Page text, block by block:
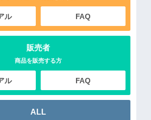
ル FAQ
販売者
商品を販売する方
ル FAQ
ALL